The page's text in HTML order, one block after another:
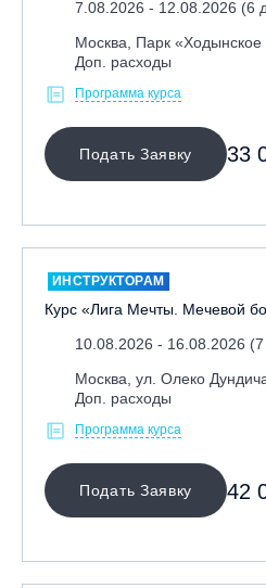
ЛЕКТОР
СРОКИ ПРОВЕДЕНИЯ
ОЧИСТИТЬ ФИЛЬТР
7.08.2026 - 12.08.2026 (6
Москва, Парк «Ходынское
Доп. расходы
Программа курса
Подать Заявку 33
ИНСТРУКТОРАМ
Курс «Лига Мечты. Мечевой
10.08.2026 - 16.08.2026
Москва, ул. Олеко
Доп. расходы
Программа курса
Подать Заявку 42